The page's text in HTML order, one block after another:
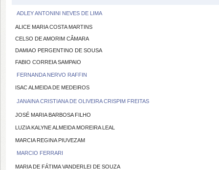
ADLEY ANTONINI NEVES DE LIMA
ALICE MARIA COSTA MARTINS
CELSO DE AMORIM CÂMARA
DAMIAO PERGENTINO DE SOUSA
FABIO CORREIA SAMPAIO
FERNANDA NERVO RAFFIN
ISAC ALMEIDA DE MEDEIROS
JANAINA CRISTIANA DE OLIVEIRA CRISPIM FREITAS
JOSÉ MARIA BARBOSA FILHO
LUZIA KALYNE ALMEIDA MOREIRA LEAL
MARCIA REGINA PIUVEZAM
MARCIO FERRARI
MARIA DE FÁTIMA VANDERLEI DE SOUZA